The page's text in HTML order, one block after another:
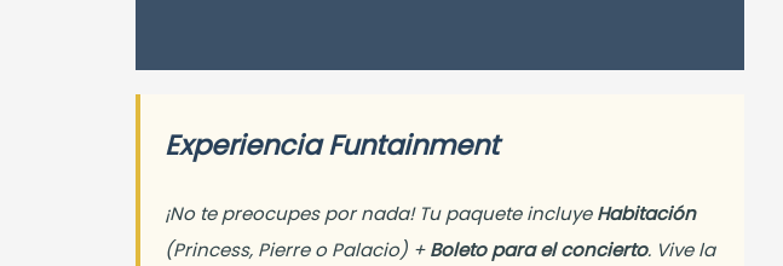
Experiencia Funtainment
¡No te preocupes por nada! Tu paquete incluyeHabitación
(Princess, Pierre o Palacio) +Boleto para el concierto. Vive la